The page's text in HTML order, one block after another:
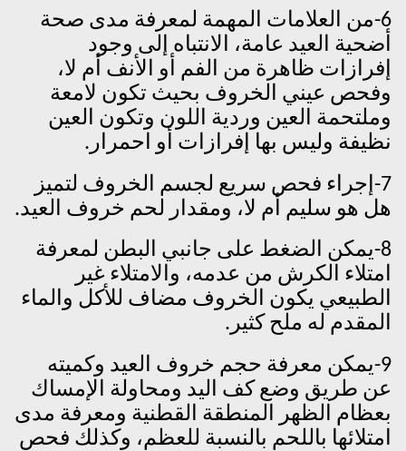
6-من العلامات المهمة لمعرفة مدى صحة
أضحية العيد عامة، الانتباه إلى وجود
إفرازات ظاهرة من الفم أو الأنف أم لا،
وفحص عيني الخروف بحيث تكون لامعة
وملتحمة العين وردية اللون وتكون العين
نظيفة وليس بها إفرازات أو احمرار.
7-إجراء فحص سريع لجسم الخروف لتميز
هل هو سليم أم لا، ومقدار لحم خروف العيد.
8-يمكن الضغط على جانبي البطن لمعرفة
امتلاء الكرش من عدمه، والامتلاء غير
الطبيعي يكون الخروف مضاف للأكل والماء
المقدم له ملح كثير.
9-يمكن معرفة حجم خروف العيد وكميته
عن طريق وضع كف اليد ومحاولة الإمساك
بعظام الظهر المنطقة القطنية ومعرفة مدى
امتلائها باللحم بالنسبة للعظم، وكذلك فحص